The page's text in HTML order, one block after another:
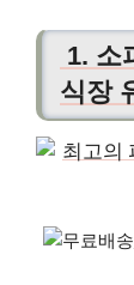
1. 소
식장